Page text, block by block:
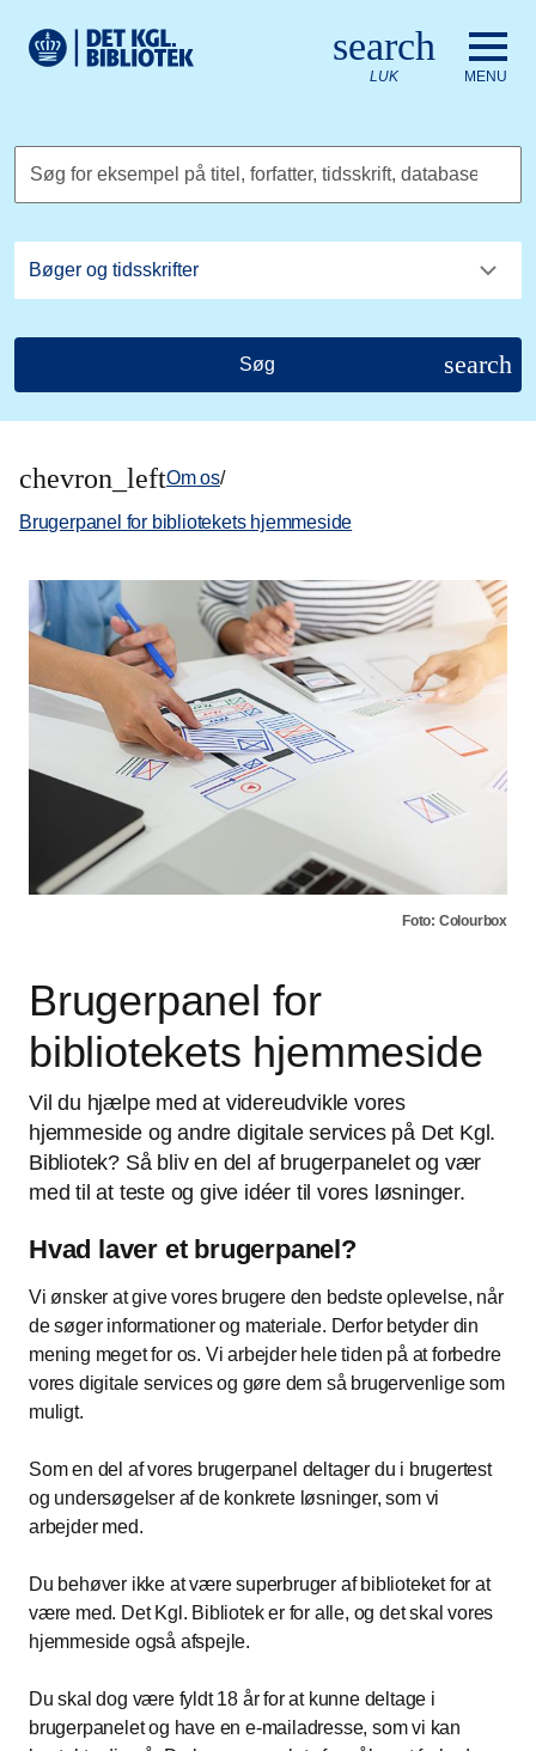
Det Kongelige Biblioteks logo. Gå til Det Kongelige
search
LUK MENU
Søg for eksempel på titel, forfatter, tidsskrift, database
Søg search
chevron_leftOm os/
Brugerpanel for bibliotekets hjemmeside
Foto: Colourbox
Brugerpanel for
bibliotekets hjemmeside
Vil du hjælpe med at videreudvikle vores
hjemmeside og andre digitale services på Det Kgl.
Bibliotek? Så bliv en del af brugerpanelet og vær
med til at teste og give idéer til vores løsninger.
Hvad laver et brugerpanel?
Vi ønsker at give vores brugere den bedste oplevelse, når
de søger informationer og materiale. Derfor betyder din
mening meget for os. Vi arbejder hele tiden på at forbedre
vores digitale services og gøre dem så brugervenlige som
muligt.
Som en del af vores brugerpanel deltager du i brugertest
og undersøgelser af de konkrete løsninger, som vi
arbejder med.
Du behøver ikke at være superbruger af biblioteket for at
være med. Det Kgl. Bibliotek er for alle, og det skal vores
hjemmeside også afspejle.
Du skal dog være fyldt 18 år for at kunne deltage i
brugerpanelet og have en e-mailadresse, som vi kan